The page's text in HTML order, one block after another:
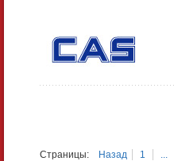
Страницы: Назад 1 ...